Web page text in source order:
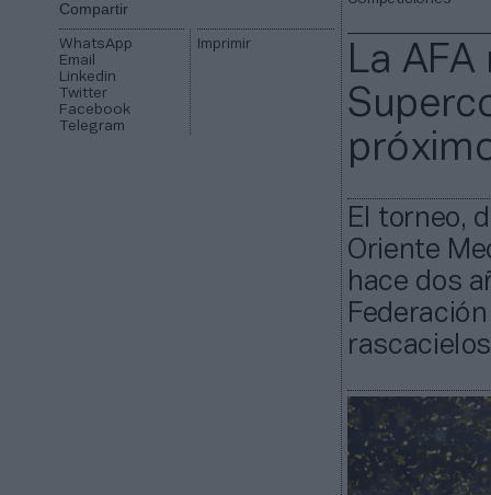
Compartir
WhatsApp
Email
Linkedin
Twitter
Facebook
Telegram
Imprimir
La
El torneo,
Oriente
hace dos